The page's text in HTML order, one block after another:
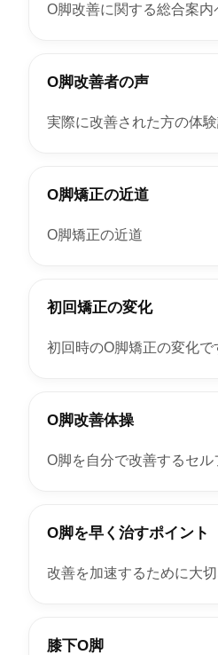
O脚改善に関する総合案内
O脚改善者の声
実際に改善された方の体
O脚矯正の近道
O脚矯正の近道
初回矯正の変化
初回時のO脚矯正の変化で
O脚改善体操
O脚を自分で改善するセル
O脚を早く治すポイント
改善を加速するために大
膝下O脚